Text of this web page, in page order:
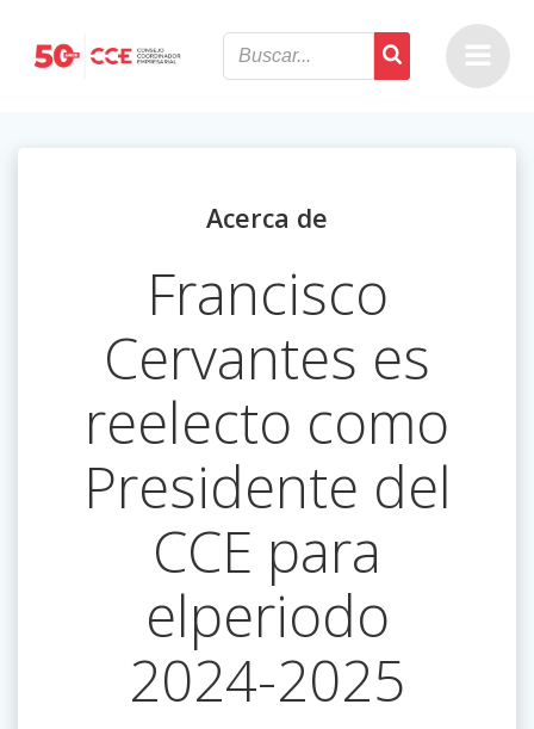
al
contenido
Acerca de
Francisco
Cervantes es
reelecto como
Presidente del
CCE para
elperiodo
2024-2025